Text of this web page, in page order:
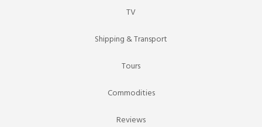
TV
Shipping & Transport
Tours
Commodities
Reviews